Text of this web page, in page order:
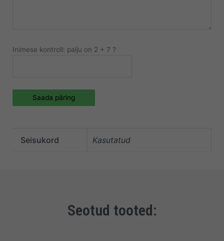
Inimese kontroll: palju on 2 + 7 ?
Saada päring
Seisukord Kasutatud
Seotud tooted: